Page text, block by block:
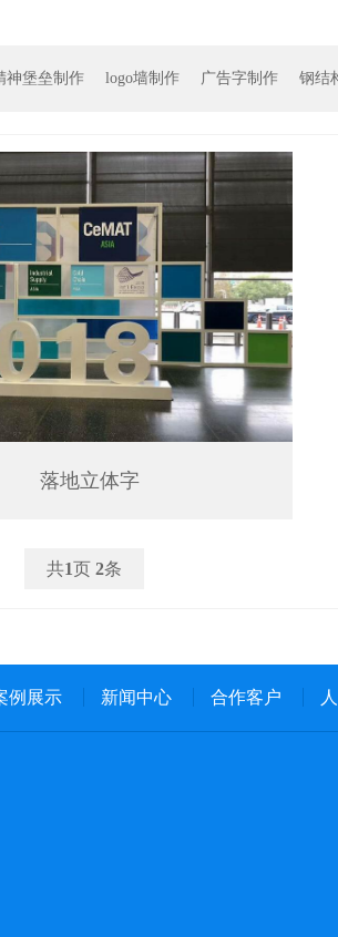
神堡垒制作 logo墙制作 广告字制作 钢结
落地立体字
共1页 2条
例展示 新闻中心 合作客户